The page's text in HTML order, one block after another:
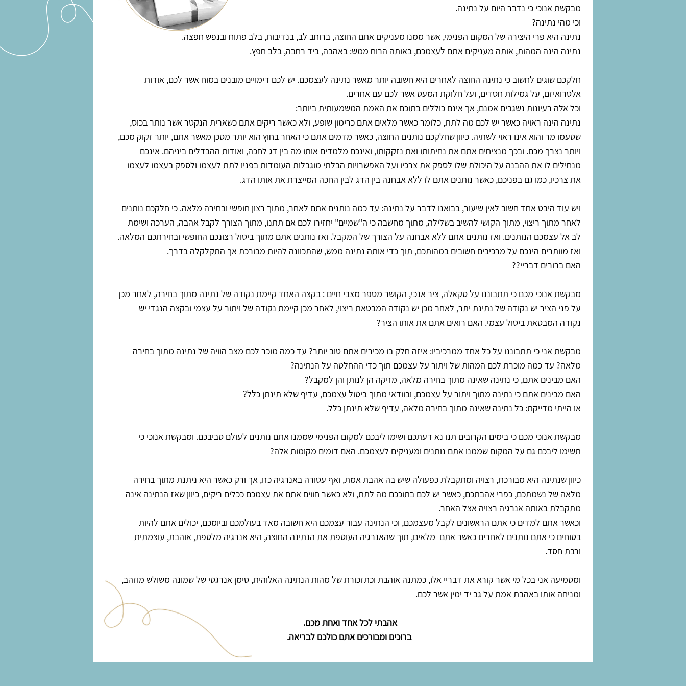
מבקשת אנוכי כי נדבר היום על נתינה.
וכי מהי נתינה?
נתינה היא פרי היצירה של המקום הפנימי, אשר ממנו מעניקים אתם החוצה, ברוחב לב, בנדיבות, בלב פתוח ובנפש חפצה.
נתינה הינה המהות, אותה מעניקים אתם לעצמכם, באותה הרוח ממש: באהבה, ביד רחבה, בלב חפץ.
חלקכם שוגים לחשוב כי נתינה החוצה לאחרים היא חשובה יותר מאשר נתינה לעצמכם. יש לכם דימויים מובנים במוח אשר לכם, אודות
אלטרואיזם, על גמילות חסדים, ועל חלוקת המעט אשר לכם עם אחרים.
וכל אלה רעיונות נשגבים אמנם, אך אינם כוללים בתוכם את האמת המשמעותית ביותר:
נתינה הינה ראויה כאשר יש לכם מה לתת, כלומר כאשר מלאים אתם כרימון שופע, ולא כאשר ריקים אתם כשארית הנקטר אשר נותר בכוס,
שטעמו מר והוא אינו ראוי לשתיה. כיוון שחלקכם נותנים החוצה, כאשר מדמים אתם כי האחר בחוץ הוא יותר מסכן מאשר אתם, יותר זקוק מכם,
ויותר נצרך מכם. ובכך מנציחים אתם את נחיתותו ואת נזקקותו, ואינכם מלמדים אותו מה בין דג לחכה, ואודות ההבדלים ביניהם. אינכם
מנחילים לו את ההבנה על היכולת שלו לספק את צרכיו ועל האפשרויות הבלתי מוגבלות העומדות בפניו לתת לעצמו ולספק בעצמו לעצמו
את צרכיו, כמו גם בפניכם, כאשר נותנים אתם לו ללא אבחנה בין הדג לבין החכה המייצרת את אותו הדג.
ויש עוד היבט אחד חשוב לאין שיעור, בבואנו לדבר על נתינה: עד כמה נותנים אתם לאחר, מתוך רצון חופשי ובחירה מלאה. כי חלקכם נותנים
לאחר מתוך ריצוי, מתוך הקושי להשיב בשלילה, מתוך מחשבה כי ה"שמיים" יחזירו לכם אם תתנו, מתוך הצורך לקבל אהבה, הערכה ושימת
לב אל עצמכם הנותנים. ואז נותנים אתם ללא אבחנה על הצורך של המקבל. ואז נותנים אתם מתוך ביטול רצונכם החופשי ובחירתכם המלאה.
ואז מוותרים הינכם על מרכיבים חשובים במהותכם, תוך כדי אותה נתינה ממש, שהתכוונה להיות מבורכת אך התקלקלה בדרך.
האם ברורים דבריי??
מבקשת אנוכי מכם כי תתבוננו על סקאלה, ציר אנכי, הקושר מספר מצבי חיים : בקצה האחד קיימת נקודה של נתינה מתוך בחירה, לאחר מכן
על פני הציר יש נקודה של נתינת יתר, לאחר מכן יש נקודה המבטאת ריצוי, לאחר מכן קיימת נקודה של ויתור על עצמי ובקצה הנגדי יש
נקודה המבטאת ביטול עצמי. האם רואים אתם את אותו הציר?
מבקשת אני כי תתבוננו על כל אחד ממרכיביו: איזה חלק בו מכירים אתם טוב יותר? עד כמה מוכר לכם מצב הוויה של נתינה מתוך בחירה
מלאה? עד כמה מוכרת לכם המהות של ויתור על עצמכם תוך כדי ההחלטה על הנתינה?
האם מבינים אתם, כי נתינה שאינה מתוך בחירה מלאה, מזיקה הן לנותן והן למקבל?
האם מבינים אתם כי נתינה מתוך ויתור על עצמכם, ובוודאי מתוך ביטול עצמכם, עדיף שלא תינתן כלל?
או הייתי מדייקת: כל נתינה שאינה מתוך בחירה מלאה, עדיף שלא תינתן כלל.
מבקשת אנוכי מכם כי בימים הקרובים תנו נא דעתכם ושימו ליבכם למקום הפנימי שממנו אתם נותנים לעולם סביבכם. ומבקשת אנוכי כי
תשימו ליבכם גם על המקום שממנו אתם נותנים ומעניקים לעצמכם. האם דומים מקומות אלה?
כיוון שנתינה היא מבורכת, רצויה ומתקבלת כפעולה שיש בה אהבת אמת, ואף עטורה באנרגיה כזו, אך ורק כאשר היא ניתנת מתוך בחירה
מלאה של נשמתכם, כפרי אהבתכם, כאשר יש לכם בתוככם מה לתת, ולא כאשר חווים אתם את עצמכם ככלים ריקים, כיוון שאז הנתינה אינה
מתקבלת באותה אנרגיה רצויה אצל האחר.
וכאשר אתם למדים כי אתם הראשונים לקבל מעצמכם, וכי הנתינה עבור עצמכם היא חשובה מאד בעולמכם וביומכם, יכולים אתם להיות
בטוחים כי אתם נותנים לאחרים כאשר אתם מלאים, תוך שהאנרגיה העוטפת את הנתינה החוצה, היא אנרגיה מלטפת, אוהבת, עוצמתית
ורבת חסד.
ומטמיעה אני בכל מי אשר קורא את דבריי אלו, כמתנה אוהבת וכתזכורת של מהות הנתינה האלוהית, סימן אנרגטי של שמונה משולש מוזהב,
ומניחה אותו באהבת אמת על גב יד ימין אשר לכם.
אהבתי לכל אחד ואחת מכם.
ברוכים ומבורכים אתם כולכם לבריאה.